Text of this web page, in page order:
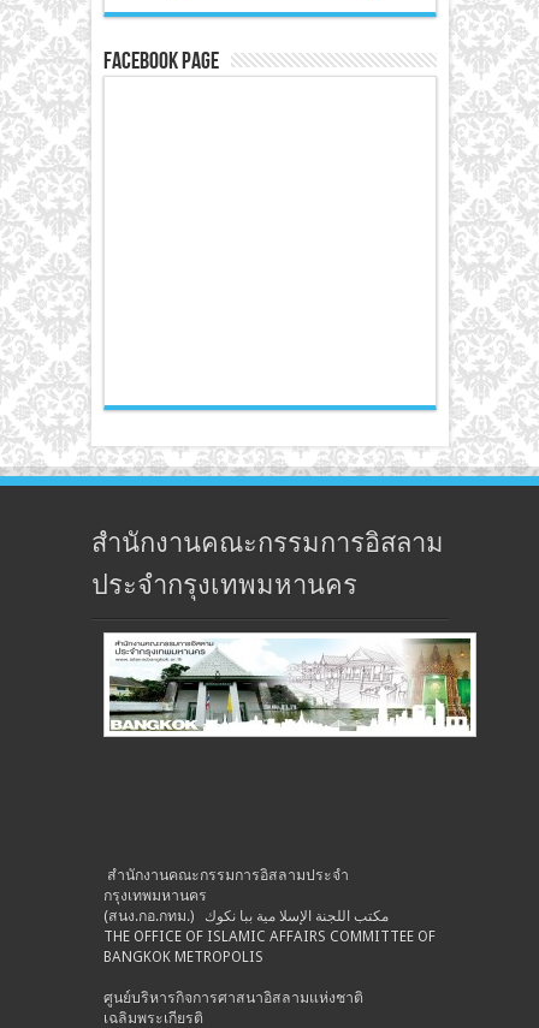
Facebook Page
สำนักงานคณะกรรมการอิสลาม
ประจำกรุงเทพมหานคร
สำนักงานคณะกรรมการอิสลามประจำ
กรุงเทพมหานคร
(สนง.กอ.กทม.) مكتب اللجنة الإسلا مية ببا نكوك
THE OFFICE OF ISLAMIC AFFAIRS COMMITTEE OF
BANGKOK METROPOLIS
ศูนย์บริหารกิจการศาสนาอิสลามแห่งชาติ
เฉลิมพระเกียรติ